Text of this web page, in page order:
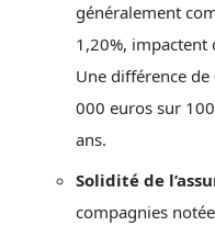
généralement
1,20%,
Une différence
000 euros sur
ans.
Solidité de
compagnies